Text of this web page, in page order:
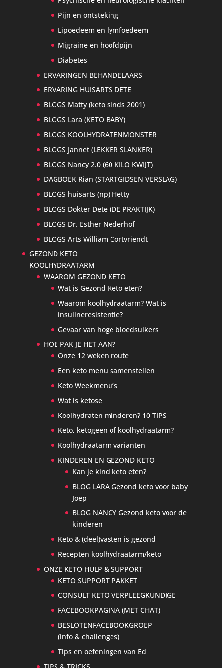
Pijn en ontsteking
Lipoedeem en lymfoedeem
Migraine en hoofdpijn
Diabetes
ERVARINGEN BEHANDELAARS
ERVARING HUISARTS DETE
BLOGS Matty (keto sinds 2001)
BLOGS Lara (KETO BABY)
BLOGS KOOLHYDRATENMONSTER
BLOGS Jannet (LEKKER SLANKER)
BLOGS Nancy 2.0 (60 KILO KWIJT)
DAGBOEK Rian (STARTGIDSEN VERSLAG)
BLOGS huisarts (np) Hetty
BLOGS Dokter Dete (DE PRAKTIJK)
BLOGS Dr. Esther Nederhof
BLOGS Arts William Cortvriendt
GEZOND KETO
KOOLHYDRAATARM
WAAROM GEZOND KETO
Wat is Gezond Keto eten?
Waarom koolhydraatarm? Wat is
insulineresistentie?
Gevaar van hoge bloedsuikers
HOE PAK JE HET AAN?
Onze 12 weken route
Een keto menu samenstellen
Keto Weekmenu’s
Wat is ketose
Koolhydraten minderen? 10 TIPS
Keto, ketogeen of koolhydraatarm?
Koolhydraatarm varianten
KINDEREN EN GEZOND KETO
Kan je kind keto eten?
BLOG LARA Gezond keto voor baby
Joep
BLOG NANCY Gezond keto voor de
kinderen
Keto & (deel)vasten is gezond
Recepten koolhydraatarm/keto
ONZE KETO HULP & SUPPORT
KETO SUPPORT PAKKET
CONSULT KETO VERPLEEGKUNDIGE
FACEBOOKPAGINA (MET CHAT)
BESLOTENFACEBOOKGROEP
(info & challenges)
Tips en oefeningen van Ed